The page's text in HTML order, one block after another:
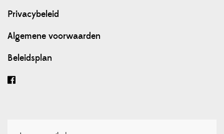
Privacybeleid
Algemene voorwaarden
Beleidsplan